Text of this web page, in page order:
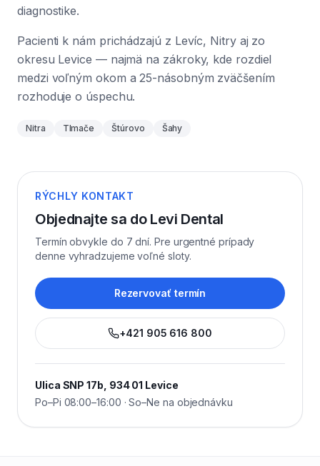
diagnostike.
Pacienti k nám prichádzajú z Levíc, Nitry aj zo
okresu Levice — najmä na zákroky, kde rozdiel
medzi voľným okom a 25-násobným zväčšením
rozhoduje o úspechu.
Nitra Tlmače Štúrovo Šahy
RÝCHLY KONTAKT
Objednajte sa do Levi Dental
Termín obvykle do 7 dní. Pre urgentné prípady
denne vyhradzujeme voľné sloty.
Rezervovať termín
+421 905 616 800
Ulica SNP 17b, 934 01 Levice
Po–Pi 08:00–16:00 · So–Ne na objednávku